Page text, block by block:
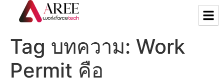
Tag บทความ: Work
Permit คือ